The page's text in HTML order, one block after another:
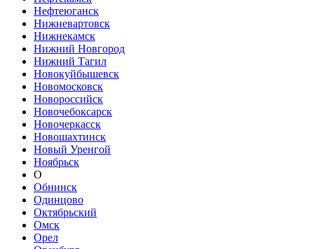
Нефтеюганск
Нижневартовск
Нижнекамск
Нижний Новгород
Нижний Тагил
Новокуйбышевск
Новомосковск
Новороссийск
Новочебоксарск
Новочеркасск
Новошахтинск
Новый Уренгой
Ноябрьск
О
Обнинск
Одинцово
Октябрьский
Омск
Орел